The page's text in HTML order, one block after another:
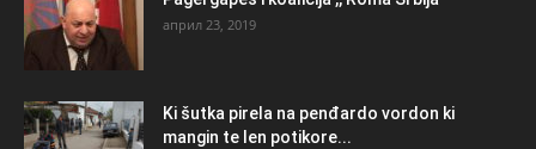
април 23, 2019
Ki šutka pirela na penđardo vordon ki
mangin te len potikore...